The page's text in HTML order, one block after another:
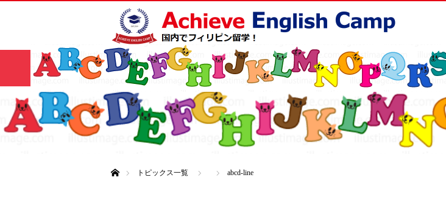
HOME
サマー
キャンプ🌻
コース 施設紹介 料金プラン スケジュール
トピックス一覧
abcd-line